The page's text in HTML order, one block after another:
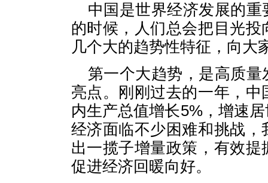
中国是世界经济发展的
的时候，人们总会把目光
几个大的趋势性特征，向大
第一个大趋势，是高质
亮点。刚刚过去的一年，
内生产总值增长5%，增速
经济面临不少困难和挑战
出一揽子增量政策，有效
促进经济回暖向好。